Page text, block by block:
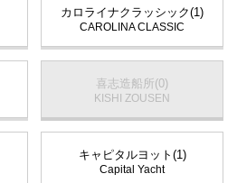
カロライナクラッシック(1)
CAROLINA CLASSIC
喜志造船所(0)
KISHI ZOUSEN
キャピタルヨット(1)
Capital Yacht